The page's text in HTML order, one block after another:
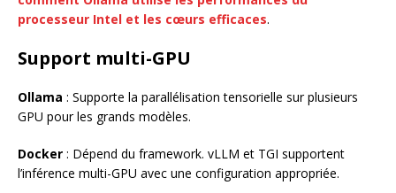
processeur Intel et les cœurs efficaces.
Support multi-GPU
Ollama : Supporte la parallélisation tensorielle sur plusieurs
GPU pour les grands modèles.
Docker : Dépend du framework. vLLM et TGI supportent
l’inférence multi-GPU avec une configuration appropriée.